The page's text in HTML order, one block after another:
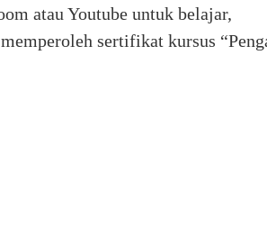
atau Youtube untuk belajar,
sertifikat kursus